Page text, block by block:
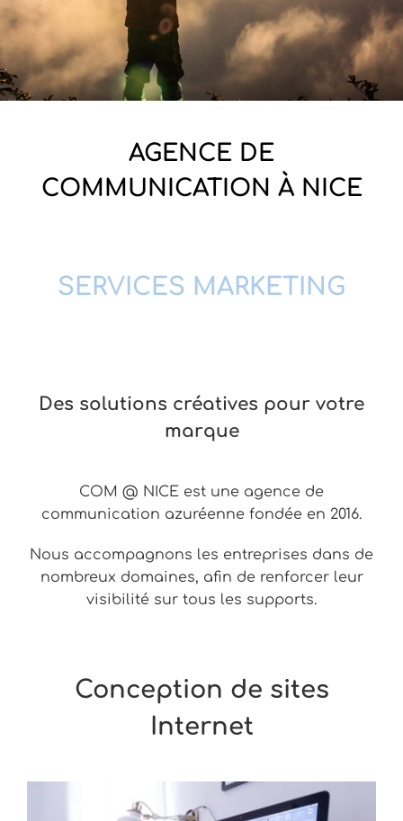
AGENCE DE
COMMUNICATION À NICE
SERVICES MARKETING
Des solutions créatives pour votre
marque
COM @ NICE est une agence de
communication azuréenne fondée en 2016.
Nous accompagnons les entreprises dans de
nombreux domaines, afin de renforcer leur
visibilité sur tous les supports.
Conception de sites
Internet